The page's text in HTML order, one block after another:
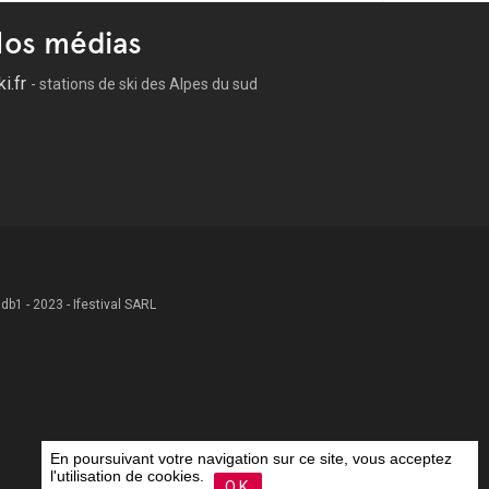
médias
- stations de ski des Alpes du sud
- 2023 - Ifestival SARL
En poursuivant votre navigation sur ce site, vous acceptez
l'utilisation de cookies.